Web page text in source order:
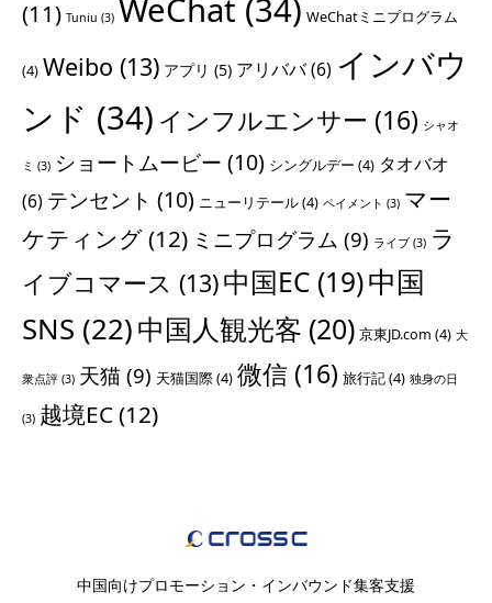
(11) Tuniu (3) WeChat (34) WeChatミニプログラム
(4) Weibo (13) アプリ (5) アリババ(6) インバウ
ンド (34) インフルエンサー (16) シャオ
ミ (3) ショートムービー (10) シングルデー (4) タオバオ
(6) テンセント (10) ニューリテール(4) ペイメント (3) マー
ケティング(12) ミニプログラム (9) ライブ (3) ラ
イブコマース (13)中国EC (19)中国
SNS (22)中国人観光客 (20) 京東JD.com (4) 大
衆点評 (3) 天猫 (9) 天猫国際(4) 微信 (16) 旅行記(4) 独身の日
(3) 越境EC(12)
中国向けプロモーション・インバウンド集客支援